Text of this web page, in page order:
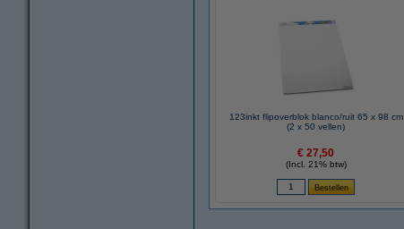
123inkt flipoverblok blanco/ruit 65 x 98 cm
(2 x 50 vellen)
€ 27,50
(Incl. 21% btw)